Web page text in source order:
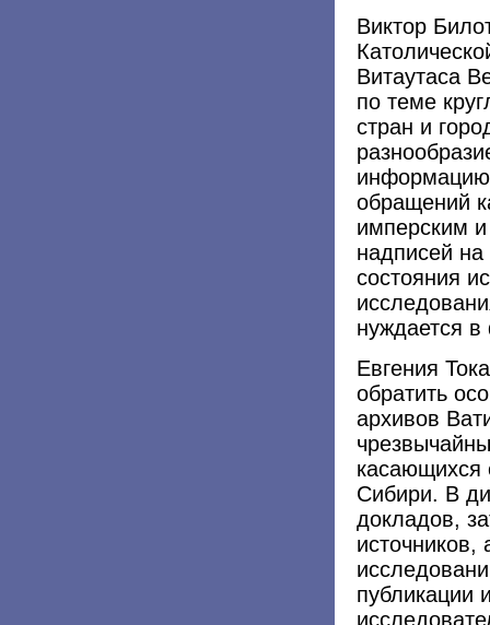
Виктор
Витаутаса
по теме
стран и
обращений
имперским и
надписей
состояния
нуждается
Евгения
обратить
архивов
касающихся
Сибири. В
докладов,
публикации